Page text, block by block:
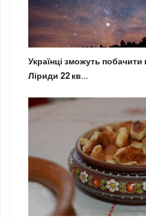
Українці зможуть побачити
Ліриди 22 кв...